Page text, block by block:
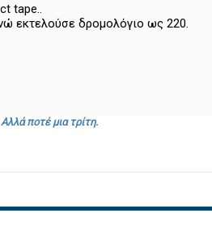
tape..
εκτελούσε δρομολόγιο ως 220.
ποτέ μια τρίτη.